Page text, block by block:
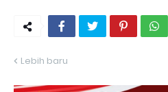
Lebih baru